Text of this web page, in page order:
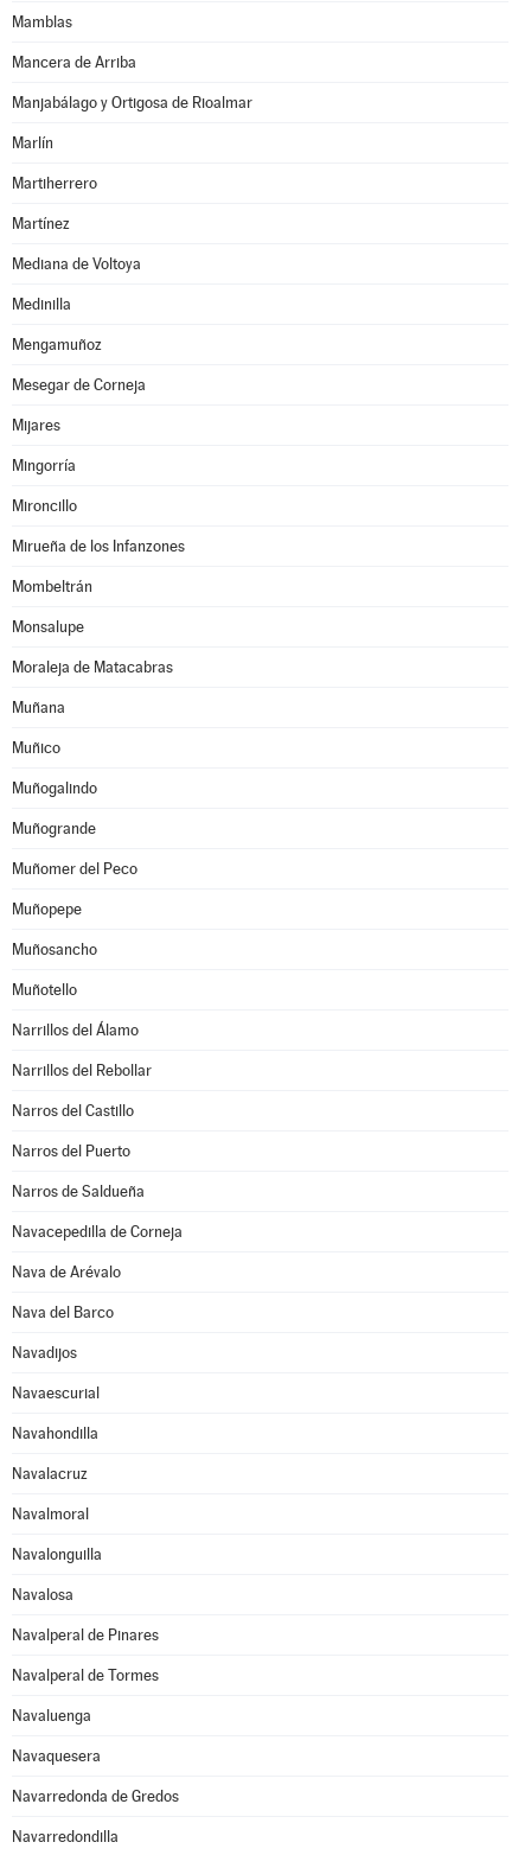
Mamblas
Mancera de Arriba
Manjabálago y Ortigosa de Rioalmar
Marlín
Martiherrero
Martínez
Mediana de Voltoya
Medinilla
Mengamuñoz
Mesegar de Corneja
Mijares
Mingorría
Mironcillo
Mirueña de los Infanzones
Mombeltrán
Monsalupe
Moraleja de Matacabras
Muñana
Muñico
Muñogalindo
Muñogrande
Muñomer del Peco
Muñopepe
Muñosancho
Muñotello
Narrillos del Álamo
Narrillos del Rebollar
Narros del Castillo
Narros del Puerto
Narros de Saldueña
Navacepedilla de Corneja
Nava de Arévalo
Nava del Barco
Navadijos
Navaescurial
Navahondilla
Navalacruz
Navalmoral
Navalonguilla
Navalosa
Navalperal de Pinares
Navalperal de Tormes
Navaluenga
Navaquesera
Navarredonda de Gredos
Navarredondilla